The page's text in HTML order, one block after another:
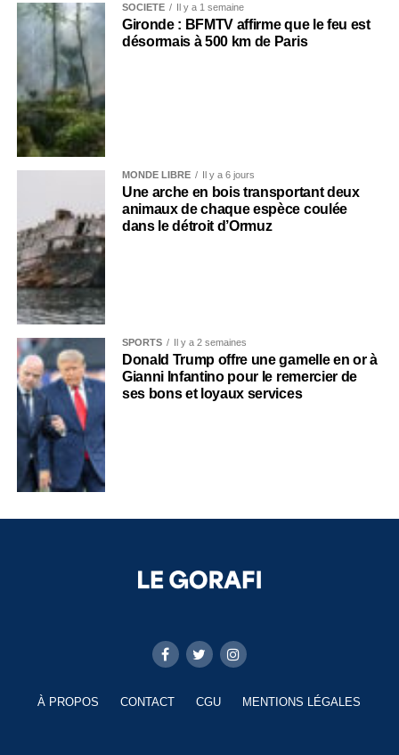
SOCIÉTÉ Il y a 1 semaine
Gironde : BFMTV affirme que le feu est
désormais à 500 km de Paris
MONDE LIBRE Il y a 6 jours
Une arche en bois transportant deux
animaux de chaque espèce coulée
dans le détroit d’Ormuz
SPORTS Il y a 2 semaines
Donald Trump offre une gamelle en or à
Gianni Infantino pour le remercier de
ses bons et loyaux services
À PROPOS CONTACT CGU MENTIONS LÉGALES